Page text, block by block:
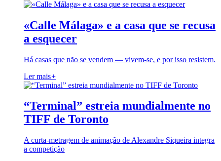
«Calle Málaga» e a casa que se recusa
a esquecer
Há casas que não se vendem — vivem-se, e por isso resistem.
Ler mais+
“Terminal” estreia mundialmente no
TIFF de Toronto
A curta-metragem de animação de Alexandre Siqueira integra
a competição